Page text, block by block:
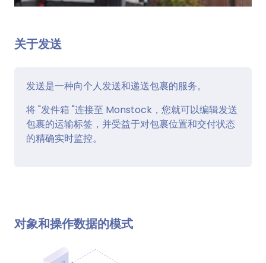
关于发送
发送是一种向个人发送和递送包裹的服务。
将 "发件箱 "连接至 Monstock，您就可以编辑发送
包裹的运输标签，并受益于对包裹位置和交付状态
的精确实时监控。
对象和操作数据的模式